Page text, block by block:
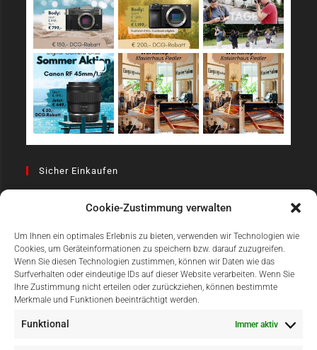
Cookie-Zustimmung verwalten
Um Ihnen ein optimales Erlebnis zu bieten, verwenden wir Technologien wie
Cookies, um Geräteinformationen zu speichern bzw. darauf zuzugreifen.
Wenn Sie diesen Technologien zustimmen, können wir Daten wie das
Surfverhalten oder eindeutige IDs auf dieser Website verarbeiten. Wenn Sie
Ihre Zustimmung nicht erteilen oder zurückziehen, können bestimmte
Merkmale und Funktionen beeinträchtigt werden.
Funktional Immer aktiv
Sicher Einkaufen
Einfach Online Bezahlen